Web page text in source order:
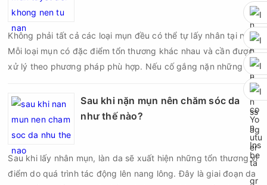
phục hồi của da.
Không phải tất cả các loại mụn đều có thể tự lấy nhân tại nhà.
Mỗi loại mụn có đặc điểm tổn thương khác nhau và cần được
xử lý theo phương pháp phù hợp. Nếu cố gắng nặn những nốt
mụn không đúng chỉ định, bạn có thể khiến tình trạng viêm trở
nên nghiêm trọng hơn, làm tăng nguy cơ nhiễm trùng, để lại
thâm hoặc sẹo khó phục hồi.
Sau khi nặn mụn nên chăm sóc da
như thế nào?
Sau khi lấy nhân mụn, làn da sẽ xuất hiện những tổn thương vi
điểm do quá trình tác động lên nang lông. Đây là giai đoạn da